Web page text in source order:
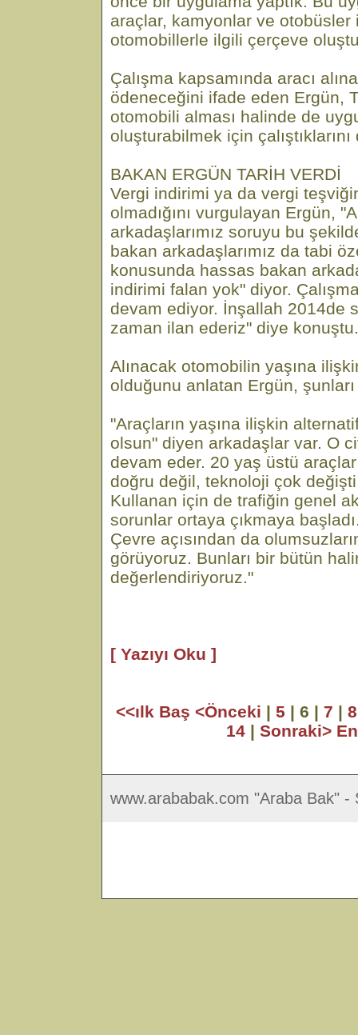
araçlar, kamyonlar ve otobüsler
otomobillerle ilgili çerçeve
Çalışma kapsamında aracı
ödeneceğini ifade eden Ergün,
otomobili alması halinde de
oluşturabilmek için
BAKAN ERGÜN TARİH VERDİ
Vergi indirimi ya da vergi
olmadığını vurgulayan Ergün,
arkadaşlarımız soruyu bu
bakan arkadaşlarımız da tabi
konusunda hassas bakan
indirimi falan yok" diyor.
devam ediyor. İnşallah 2014de
zaman ilan ederiz" diye konuştu.
Alınacak otomobilin yaşına
olduğunu anlatan Ergün,
"Araçların yaşına ilişkin
olsun" diyen arkadaşlar var. O
devam eder. 20 yaş üstü
doğru değil, teknoloji çok
Kullanan için de trafiğin genel
sorunlar ortaya çıkmaya
Çevre açısından da
görüyoruz. Bunları bir bütün
değerlendiriyoruz."
[ Yazıyı Oku ]
<<ılk Baş <Önceki | 5 | 6 | 7 | 8
14 | Sonraki>
www.arababak.com "Araba Bak"